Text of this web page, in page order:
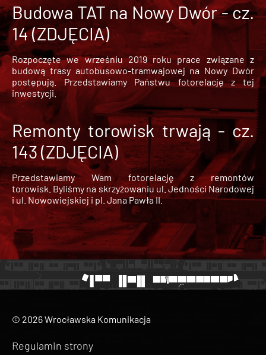
Budowa TAT na Nowy Dwór - cz.
14 (ZDJĘCIA)
Rozpoczęte we wrześniu 2019 roku prace związane z
budową trasy autobusowo-tramwajowej na Nowy Dwór
postępują. Przedstawiamy Państwu fotorelację z tej
inwestycji.
Remonty torowisk trwają - cz.
143 (ZDJĘCIA)
Przedstawiamy Wam fotorelację z remontów
torowisk. Byliśmy na skrzyżowaniu ul. Jedności Narodowej
i ul. Nowowiejskiej i pl. Jana Pawła II.
© 2026 Wrocławska Komunikacja
Regulamin strony